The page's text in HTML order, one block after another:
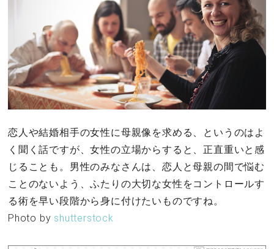
恋人や結婚相手の女性に母親像を求める、というのはよ
く聞く話ですが、女性の立場からすると、正直重いと感
じることも。男性のみなさんは、恋人と母親の間で悩む
ことのないよう、ふたりの大切な女性をコントロールす
る術を早い段階から身に付けたいものですね。
Photo by shutterstock